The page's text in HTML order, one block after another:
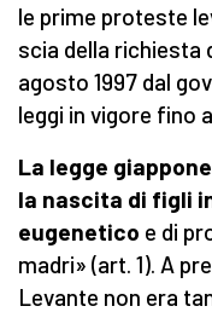
le prime proteste
scia della richiesta
agosto 1997 dal
leggi in vigore fino
La legge
la nascita di figli
eugenetico e di
madri» (art. 1). A
Levante non era